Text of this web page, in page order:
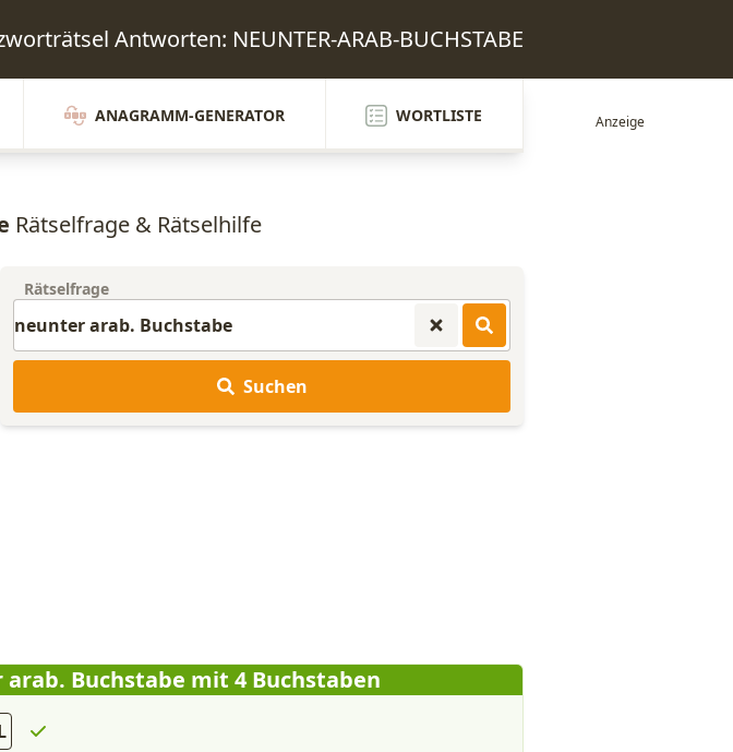
Antworten: NEUNTER-ARAB-BUCHSTABE
ANAGRAMM-GENERATOR WORTLISTE
Rätselfrage & Rätselhilfe
Rätselfrage
Suchen
Buchstabe mit 4 Buchstaben